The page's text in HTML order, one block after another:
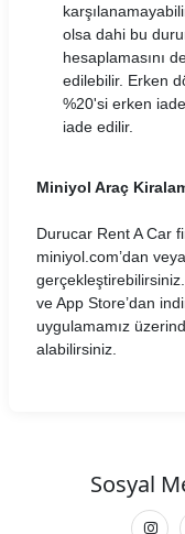
olsa dahi bu
hesaplamasını
edilebilir. Erken
%20'si erken
iade edilir.
Miniyol Araç
Durucar Rent A Car
miniyol.com’dan
ve App Store’dan
uygulamamız
alabilirsiniz.
Sosyal